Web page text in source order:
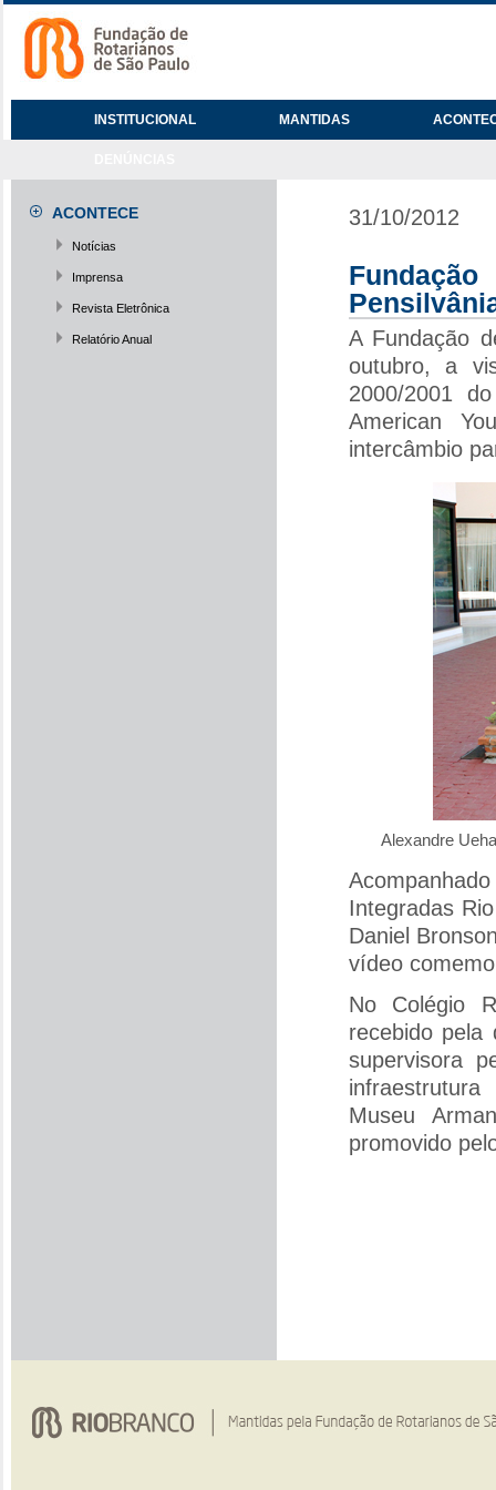
INSTITUCIONAL MANTIDAS
ACONTECE
Notícias
Imprensa
Revista Eletrônica
Relatório Anual
31/10/2012
A Fundação
outubro, a
2000/2001
American
intercâmbio
Alexandre
Integradas
Daniel
vídeo
No Colégio
recebido pela
supervisora
Museu
promovido